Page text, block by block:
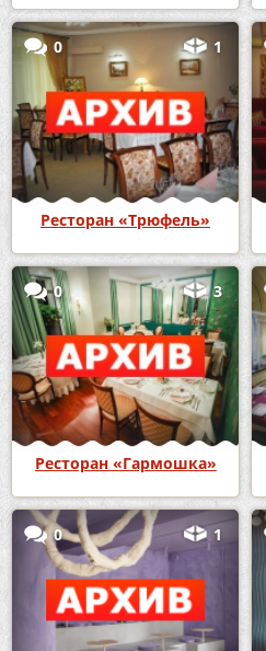
0 1
Ресторан «Трюфель»
0 3
Ресторан «Гармошка»
0 1